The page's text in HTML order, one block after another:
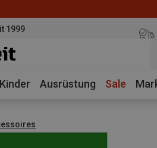
1999
Kinder Ausrüstung Sale